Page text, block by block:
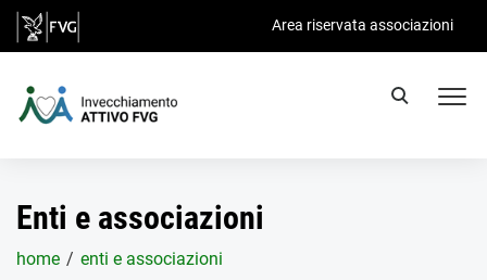
Salta al contenuto principale
Area riservata associazioni
Enti e associazioni
home
enti e associazioni